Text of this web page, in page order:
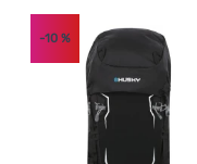
-10 %